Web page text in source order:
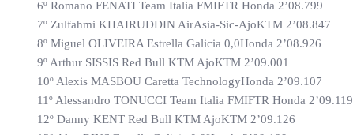
6º Romano FENATI Team Italia FMIFTR Honda 2’08.799
7º Zulfahmi KHAIRUDDIN AirAsia-Sic-AjoKTM 2’08.847
8º Miguel OLIVEIRA Estrella Galicia 0,0Honda 2’08.926
9º Arthur SISSIS Red Bull KTM AjoKTM 2’09.001
10º Alexis MASBOU Caretta TechnologyHonda 2’09.107
11º Alessandro TONUCCI Team Italia FMIFTR Honda 2’09.119
12º Danny KENT Red Bull KTM AjoKTM 2’09.126